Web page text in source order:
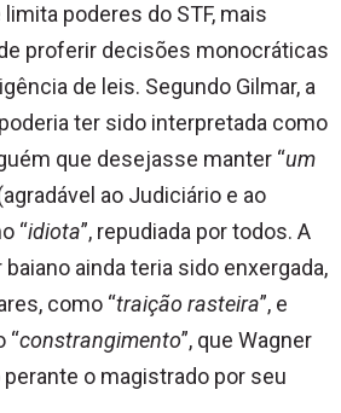
poderes do STF, mais
proferir decisões monocráticas
de leis. Segundo Gilmar, a
ter sido interpretada como
que desejasse manter “um
ao Judiciário e ao
“idiota”, repudiada por todos. A
ainda teria sido enxergada,
como “traição rasteira”, e
“constrangimento”, que Wagner
o magistrado por seu